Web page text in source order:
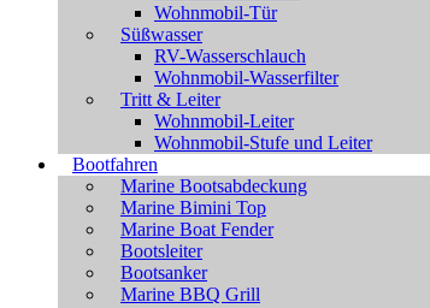
Wohnmobil-Tür
Süßwasser
RV-Wasserschlauch
Wohnmobil-Wasserfilter
Tritt & Leiter
Wohnmobil-Leiter
Wohnmobil-Stufe und Leiter
Bootfahren
Marine Bootsabdeckung
Marine Bimini Top
Marine Boat Fender
Bootsleiter
Bootsanker
Marine BBQ Grill